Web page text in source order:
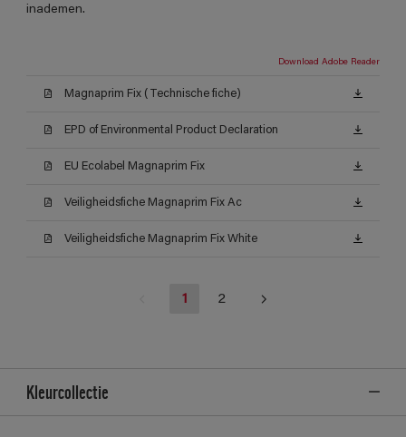
inademen.
Download Adobe Reader
Magnaprim Fix (Technische fiche)
EPD of Environmental Product Declaration
EU Ecolabel Magnaprim Fix
Veiligheidsfiche Magnaprim Fix Ac
Veiligheidsfiche Magnaprim Fix White
1 2
Kleurcollectie